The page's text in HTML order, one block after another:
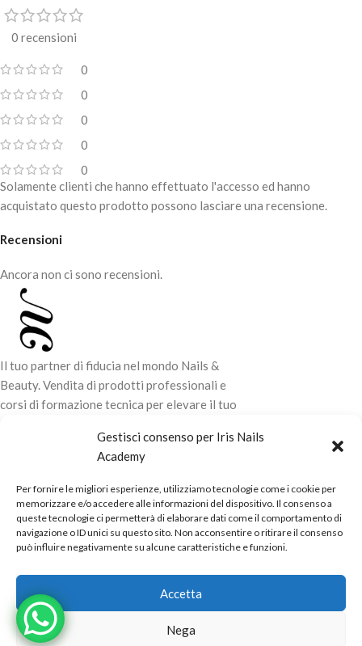
Gestisci consenso per Iris Nails
Academy
Per fornire le migliori esperienze, utilizziamo tecnologie come i cookie per
memorizzare e/o accedere alle informazioni del dispositivo. Il consenso a
queste tecnologie ci permetterà di elaborare dati come il comportamento di
navigazione o ID unici su questo sito. Non acconsentire o ritirare il consenso
può influire negativamente su alcune caratteristiche e funzioni.
Accetta
Nega
selezionare i tempi di
polimerizzazione (5 – 30 – 60 sec.).
sensazione di bruciore che alcuni
inserire la mano perché la
per unghieentri in funzione per
Lampada per unghieadatta ad
ogni tipologia di lavorazione.
luce bianca
Base in metallo removibile con
aggancio magnetico.
0 recensioni
0
0
0
0
0
Recensioni
Ancora non ci sono recensioni.
Solamente clienti che hanno effettuato l'accesso ed hanno
acquistato questo prodotto possono lasciare una recensione.
Il tuo partner di fiducia nel mondo Nails &
Beauty. Vendita di prodotti professionali e
corsi di formazione tecnica per elevare il tuo
LINK UTILI
ORARI NEGOZIO
Powered byReal.Pro.Webcopyright© 2026 in collaborazione con
Mac Sistemi